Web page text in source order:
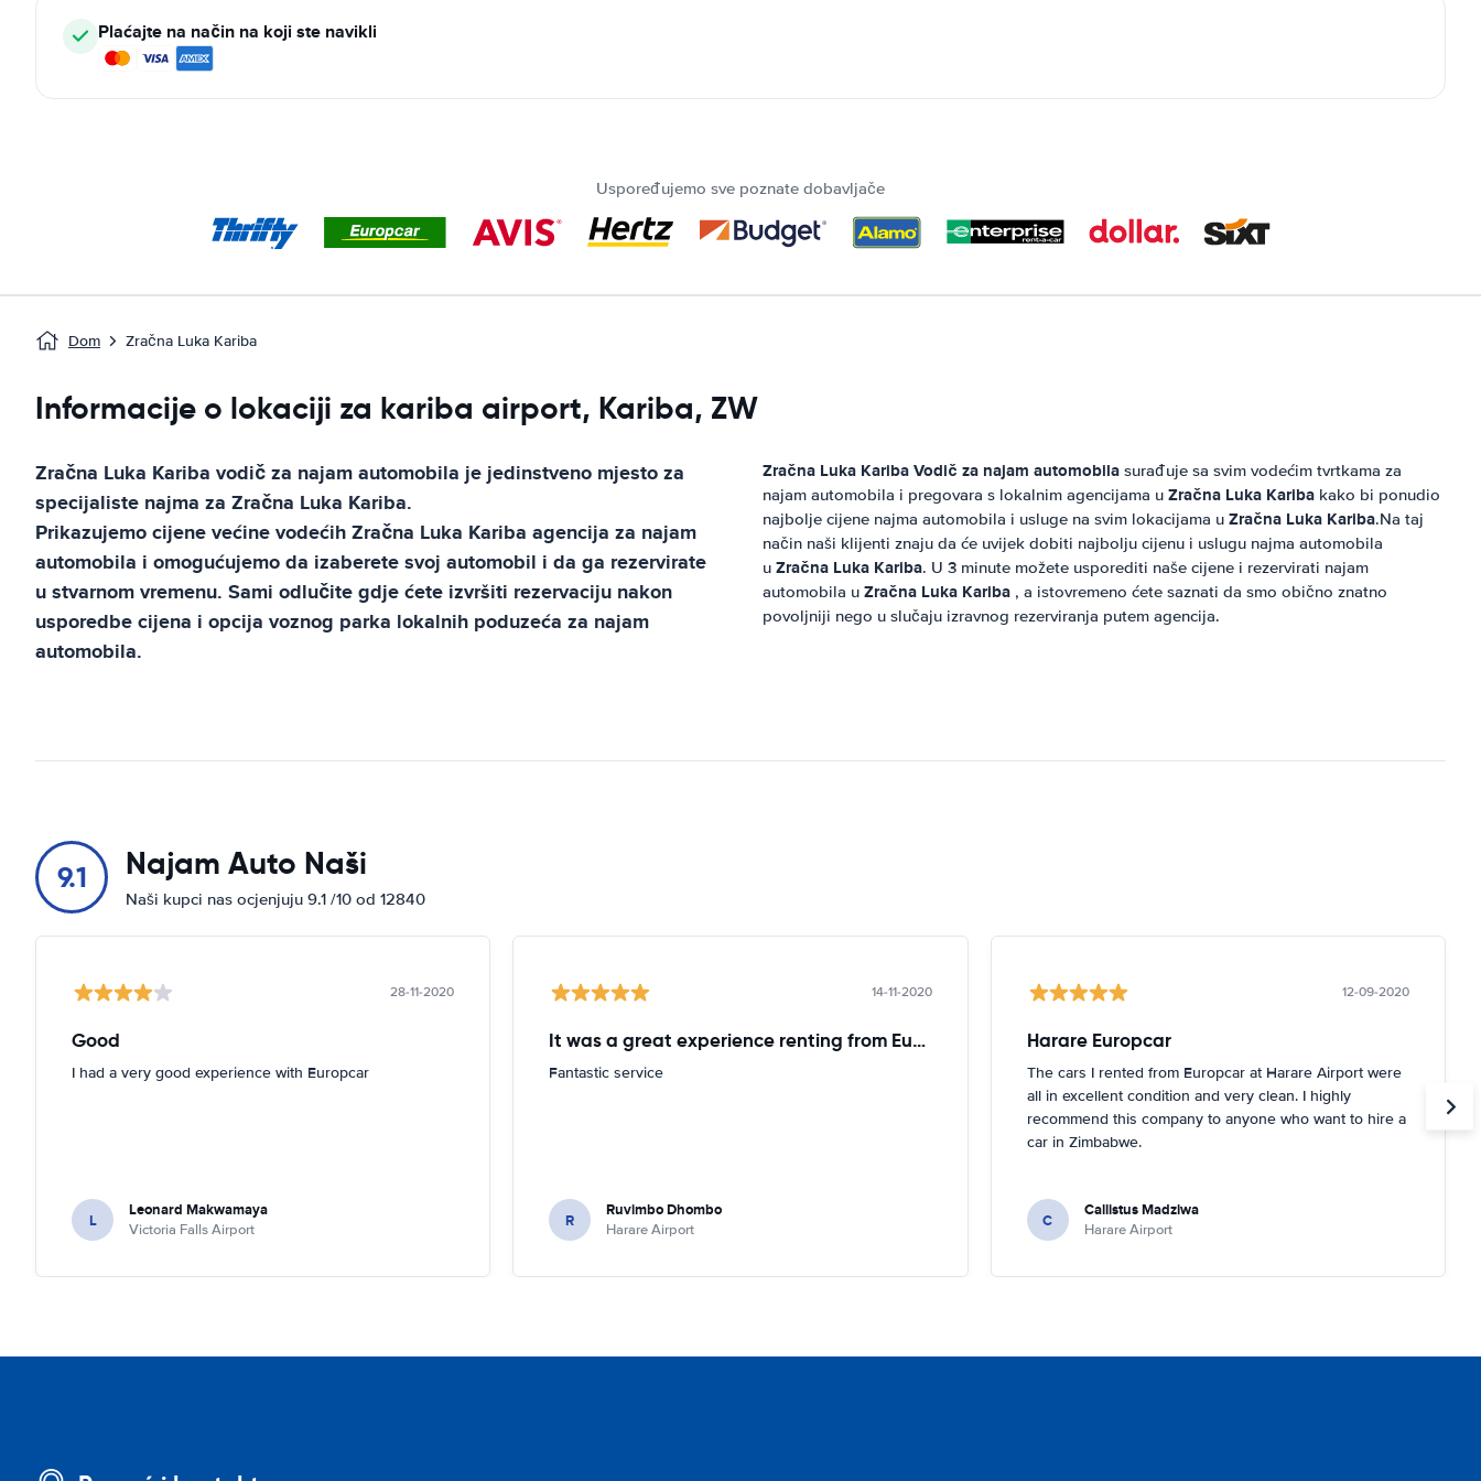
Plaćajte na način na koji ste navikli
Uspoređujemo sve poznate dobavljače
Dom Zračna Luka Kariba
Informacije o lokaciji za kariba airport, Kariba, ZW
Zračna Luka Kariba vodič za najam automobila je jedinstveno mjesto za
specijaliste najma za Zračna Luka Kariba.
Prikazujemo cijene većine vodećihZračna Luka Kariba agencija za najam
automobila i omogućujemo da izaberete svoj automobil i da ga rezervirate
u stvarnom vremenu. Sami odlučite gdje ćete izvršiti rezervaciju nakon
usporedbe cijena i opcija voznog parka lokalnih poduzeća za najam
automobila.
Zračna Luka KaribaVodič za najam automobila surađuje sa svim vodećim tvrtkama za
najam automobila i pregovara s lokalnim agencijama u Zračna Luka Kariba kako bi ponudio
najbolje cijene najma automobila i usluge na svim lokacijama u Zračna Luka Kariba.Na taj
način naši klijenti znaju da će uvijek dobiti najbolju cijenu i uslugu najma automobila
u Zračna Luka Kariba. U 3 minute možete usporediti naše cijene i rezervirati najam
automobila u Zračna Luka Kariba , a istovremeno ćete saznati da smo obično znatno
povoljniji nego u slučaju izravnog rezerviranja putem agencija.
9.1 Najam Auto Naši
Naši kupci nas ocjenjuju 9.1 /10 od 12840
28-11-2020
Good
I had a very good experience with Europcar
L Leonard Makwamaya
Victoria Falls Airport
14-11-2020
It was a great experience renting from Europcar
Fantastic service
R Ruvimbo Dhombo
Harare Airport
12-09-2020
Harare Europcar
The cars I rented from Europcar at Harare Airport were
all in excellent condition and very clean. I highly
recommend this company to anyone who want to hire a
car in Zimbabwe.
C Callistus Madziwa
Harare Airport